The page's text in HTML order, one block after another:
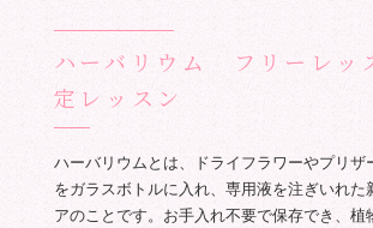
ハーバリウム フリーレッ
定レッスン
ハーバリウムとは、ドライフラワーやプリザ
をガラスボトルに入れ、専用液を注ぎいれた
アのことです。お手入れ不要で保存でき、植